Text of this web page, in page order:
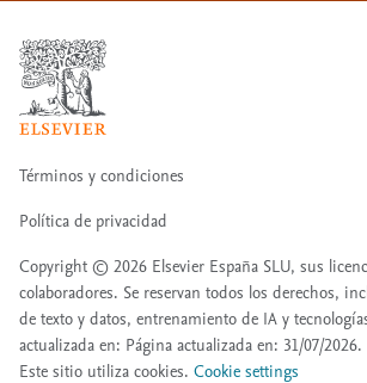
Términos y condiciones
Política de privacidad
Copyright © 2026 Elsevier España SLU, sus
colaboradores. Se reservan todos los derechos,
de texto y datos, entrenamiento de IA y
actualizada en: Página actualizada en: 31/07/2026.
Este sitio utiliza cookies. Cookie settings